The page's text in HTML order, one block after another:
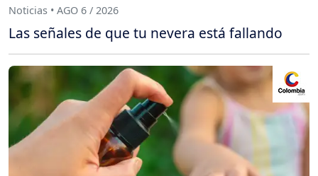
Noticias • AGO 6 / 2026
Las señales de que tu nevera está fallando